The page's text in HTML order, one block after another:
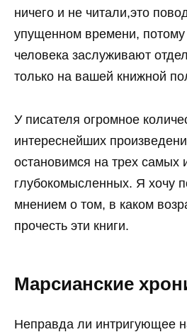
ничего и не читали,это
упущенном времени, потому
человека заслуживают
только на вашей книжной
У писателя огромное
интереснейших
остановимся на трех самых
глубокомысленных. Я хочу
мнением о том, в каком
прочесть эти книги.
Марсианские
Неправда ли интригующее